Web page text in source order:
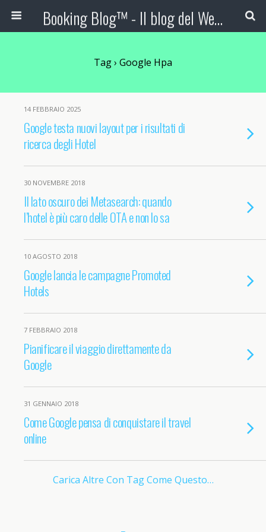
Booking Blog™ - Il blog del Web Marketing Turistico
Tag › Google Hpa
14 FEBBRAIO 2025
Google testa nuovi layout per i risultati di
ricerca degli Hotel
30 NOVEMBRE 2018
Il lato oscuro dei Metasearch: quando
l’hotel è più caro delle OTA e non lo sa
10 AGOSTO 2018
Google lancia le campagne Promoted
Hotels
7 FEBBRAIO 2018
Pianificare il viaggio direttamente da
Google
31 GENNAIO 2018
Come Google pensa di conquistare il travel
online
Carica Altre Con Tag Come Questo…